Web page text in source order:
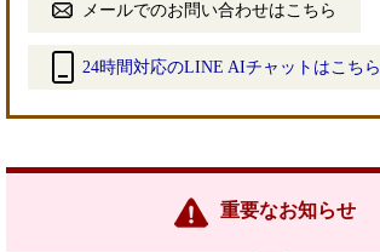
メールでのお問い合わせはこちら
24時間対応のLINE AIチャットはこちら
リ
重要なお知らせ